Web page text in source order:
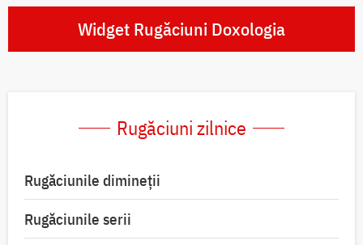
Widget Rugăciuni Doxologia
Rugăciuni zilnice
Rugăciunile dimineții
Rugăciunile serii